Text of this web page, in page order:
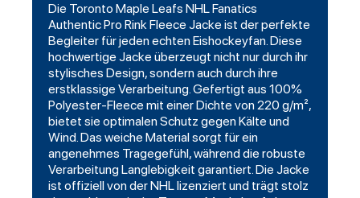
Die Toronto Maple Leafs NHL Fanatics
Authentic Pro Rink Fleece Jacke ist der perfekte
Begleiter für jeden echten Eishockeyfan. Diese
hochwertige Jacke überzeugt nicht nur durch ihr
stylisches Design, sondern auch durch ihre
erstklassige Verarbeitung. Gefertigt aus 100%
Polyester-Fleece mit einer Dichte von 220 g/m²,
bietet sie optimalen Schutz gegen Kälte und
Wind. Das weiche Material sorgt für ein
angenehmes Tragegefühl, während die robuste
Verarbeitung Langlebigkeit garantiert. Die Jacke
ist offiziell von der NHL lizenziert und trägt stolz